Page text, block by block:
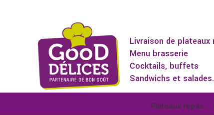
Livraison de plateaux
Menu brasserie
Cocktails, buffets
Sandwichs et
Plateaux repas